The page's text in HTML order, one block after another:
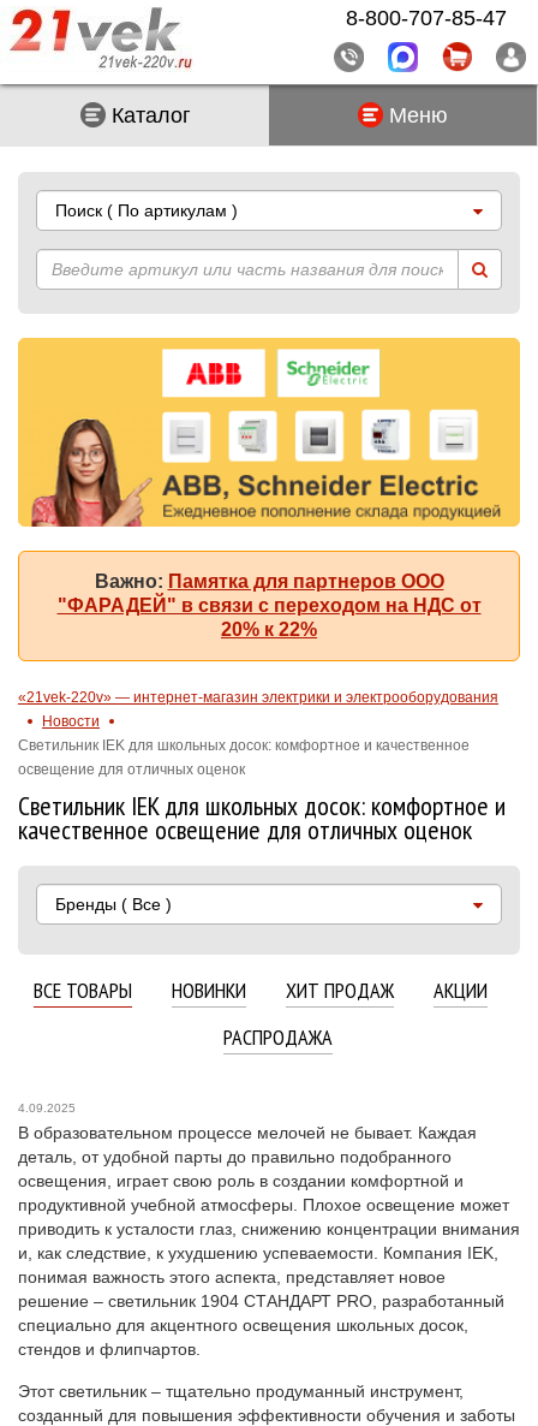
Каталог Меню
Поиск ( По артикулам )
Важно: Памятка для партнеров ООО
"ФАРАДЕЙ" в связи с переходом на НДС от
20% к 22%
«21vek-220v» — интернет-магазин электрики и электрооборудования
Новости
Светильник IEK для школьных досок: комфортное и качественное
освещение для отличных оценок
Светильник IEK для школьных досок: комфортное и
качественное освещение для отличных оценок
Бренды ( Все )
ВСЕ ТОВАРЫ НОВИНКИ ХИТ ПРОДАЖ
АКЦИИ
РАСПРОДАЖА
4.09.2025
В образовательном процессе мелочей не бывает. Каждая
деталь, от удобной парты до правильно подобранного
освещения, играет свою роль в создании комфортной и
продуктивной учебной атмосферы. Плохое освещение может
приводить к усталости глаз, снижению концентрации внимания
и, как следствие, к ухудшению успеваемости. Компания IEK,
понимая важность этого аспекта, представляет новое
решение – светильник 1904 СТАНДАРТ PRO, разработанный
специально для акцентного освещения школьных досок,
стендов и флипчартов.
Этот светильник – тщательно продуманный инструмент,
созданный для повышения эффективности обучения и заботы
8-800-707-85-47